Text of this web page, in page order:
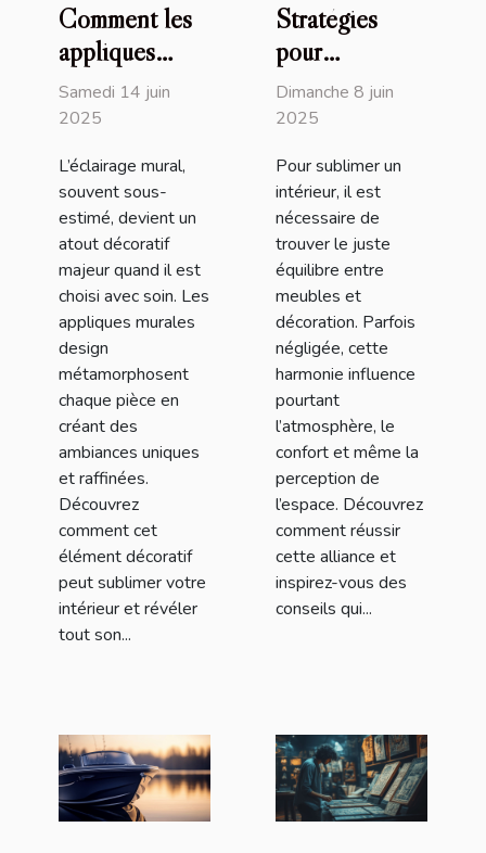
Comment les
appliques
murales design
transforment
votre intérieur
Samedi 14 juin
2025
L’éclairage mural,
souvent sous-
estimé, devient un
atout décoratif
majeur quand il est
choisi avec soin. Les
appliques murales
design
métamorphosent
chaque pièce en
créant des
ambiances uniques
et raffinées.
Découvrez
comment cet
élément décoratif
peut sublimer votre
intérieur et révéler
tout son...
Stratégies
pour
harmoniser
vos meubles
décoration
intérieure
Dimanche 8 juin
2025
Pour sublimer un
intérieur, il est
nécessaire de
trouver le juste
équilibre entre
meubles et
décoration. Parfois
négligée, cette
harmonie influence
pourtant
l’atmosphère, le
confort et même la
perception de
l’espace. Découvrez
comment réussir
cette alliance et
inspirez-vous des
conseils qui...